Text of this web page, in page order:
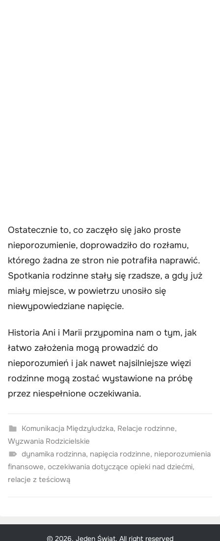
Ostatecznie to, co zaczęło się jako proste
nieporozumienie, doprowadziło do rozłamu,
którego żadna ze stron nie potrafiła naprawić.
Spotkania rodzinne stały się rzadsze, a gdy już
miały miejsce, w powietrzu unosiło się
niewypowiedziane napięcie.
Historia Ani i Marii przypomina nam o tym, jak
łatwo założenia mogą prowadzić do
nieporozumień i jak nawet najsilniejsze więzi
rodzinne mogą zostać wystawione na próbę
przez niespełnione oczekiwania.
Komunikacja Międzyludzka, Relacje rodzinne,
Wyzwania Rodzicielskie
dynamika rodzinna, napięcia rodzinne, nieporozumienia
finansowe, oczekiwania dotyczące opieki nad dziećmi,
relacje z teściową
© 2026, Jeden Świat. All right reserved